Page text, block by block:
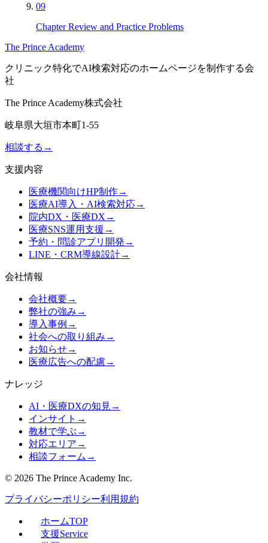
09
Chapter Review and Practice Problems
The Prince Academy
クリニック特化でAI検索対応のホームページを制作する会
社
The Prince Academy株式会社
岐阜県大垣市本町1-55
相談する →
支援内容
医療機関向けHP制作→
医療AI導入・AI検索対応→
院内DX・医療DX →
医療SNS運用支援 →
予約・問診アプリ開発 →
LINE・CRM導線設計→
会社情報
会社概要→
弊社の強み →
導入事例 →
社会への取り組み →
お知らせ→
医療広告への配慮 →
ナレッジ
AI・医療DXの知見 →
インサイト →
教材で学ぶ →
対応エリア →
相談フォーム →
© 2026 The Prince Academy Inc.
プライバシーポリシー利用規約
ホームTOP
支援Service